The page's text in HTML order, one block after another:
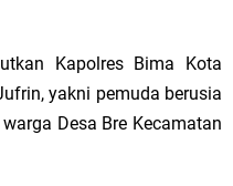
Kapolres Bima Kota
yakni pemuda berusia
Desa Bre Kecamatan